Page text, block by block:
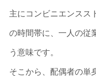
主にコンビニエンスス
の時間帯に、一人の従
う意味です。
そこから、配偶者の単